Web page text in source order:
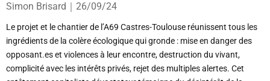
Simon Brisard ｜ 26/09/24
Le projet et le chantier de l’A69 Castres-Toulouse réunissent tous les
ingrédients de la colère écologique qui gronde : mise en danger des
opposant.es et violences à leur encontre, destruction du vivant,
complicité avec les intérêts privés, rejet des multiples alertes. Cet